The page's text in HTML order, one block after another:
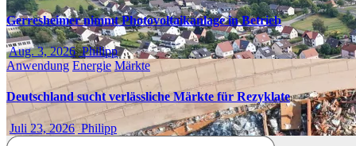
Gerresheimer nimmt Photovoltaikanlage in Betrieb
Aug. 3, 2026 Philipp
Anwendung Energie Märkte
Deutschland sucht verlässliche Märkte für Rezyklate
Juli 23, 2026 Philipp